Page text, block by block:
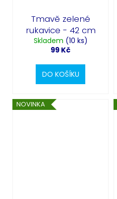
Tmavě zelené
rukavice - 42 cm
Skladem (10 ks)
99 Kč
DO KOŠÍKU
NOVINKA